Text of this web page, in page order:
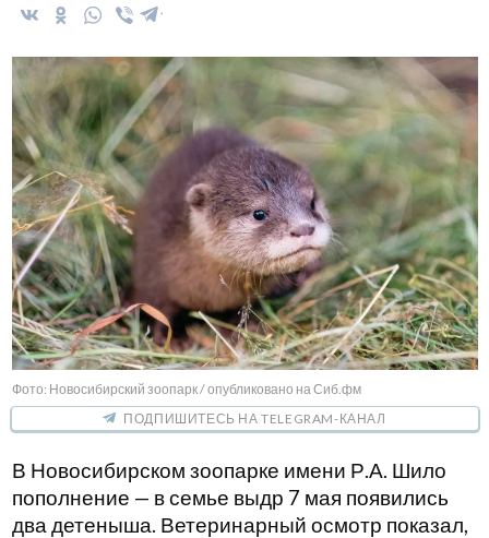
Фото: Новосибирский зоопарк / опубликовано на Сиб.фм
ПОДПИШИТЕСЬ НА TELEGRAM-КАНАЛ
В Новосибирском зоопарке имени Р.А. Шило
пополнение — в семье выдр 7 мая появились
два детеныша. Ветеринарный осмотр показал,